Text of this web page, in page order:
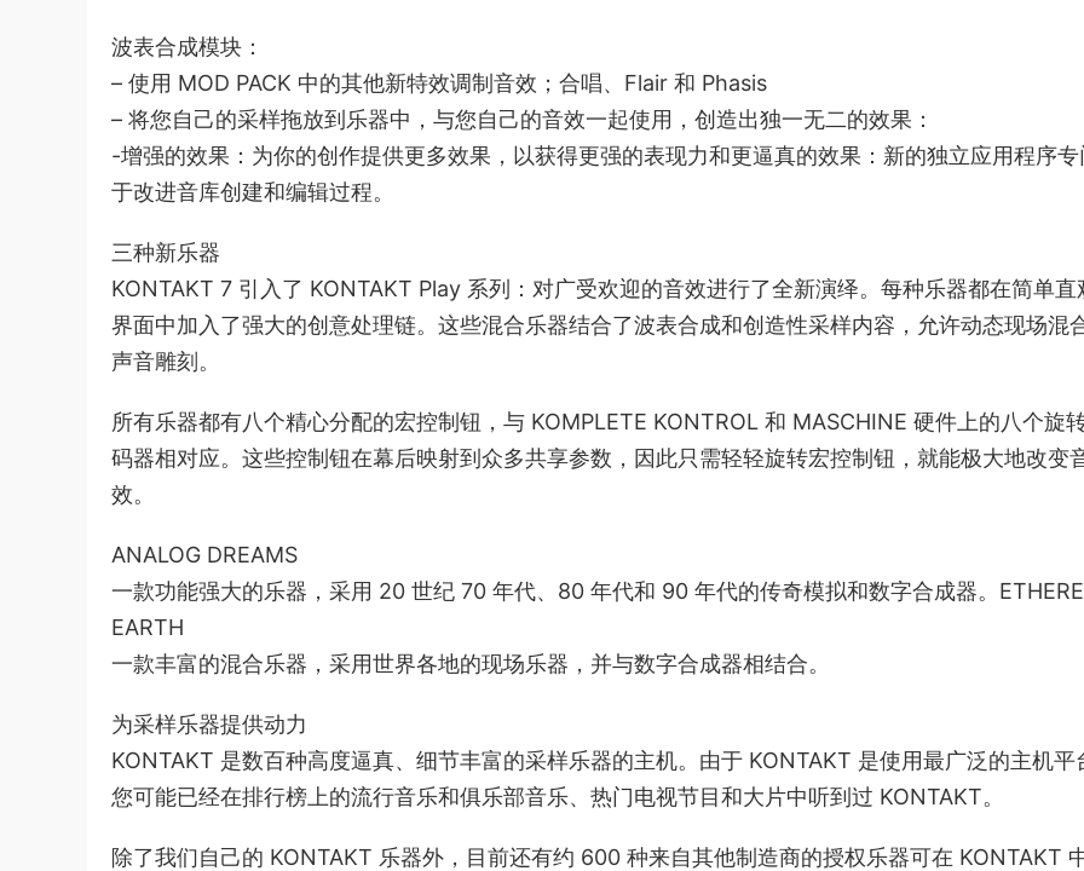
波表合成模块：
– 使用 MOD PACK 中的其他新特效调制音效；合唱、Flair 和 Phasis
– 将您自己的采样拖放到乐器中，与您自己的音效一起使用，创造出独一无二的效果：
-增强的效果：为你的创作提供更多效果，以获得更强的表现力和更逼真的效果：新的独立应用程序专
于改进音库创建和编辑过程。
三种新乐器
KONTAKT 7 引入了 KONTAKT Play 系列：对广受欢迎的音效进行了全新演绎。每种乐器都在简单直
界面中加入了强大的创意处理链。这些混合乐器结合了波表合成和创造性采样内容，允许动态现场混
声音雕刻。
所有乐器都有八个精心分配的宏控制钮，与 KOMPLETE KONTROL 和 MASCHINE 硬件上的八个旋
码器相对应。这些控制钮在幕后映射到众多共享参数，因此只需轻轻旋转宏控制钮，就能极大地改变
效。
ANALOG DREAMS
一款功能强大的乐器，采用 20 世纪 70 年代、80 年代和 90 年代的传奇模拟和数字合成器。
EARTH
一款丰富的混合乐器，采用世界各地的现场乐器，并与数字合成器相结合。
为采样乐器提供动力
KONTAKT 是数百种高度逼真、细节丰富的采样乐器的主机。由于 KONTAKT 是使用最广泛的主机平
您可能已经在排行榜上的流行音乐和俱乐部音乐、热门电视节目和大片中听到过 KONTAKT。
除了我们自己的 KONTAKT 乐器外，目前还有约 600 种来自其他制造商的授权乐器可在 KONTAKT